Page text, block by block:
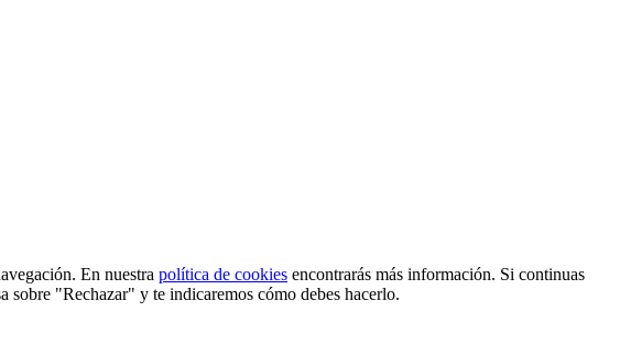
En nuestra política de cookies encontrarás más información. Si continuas
sobre "Rechazar" y te indicaremos cómo debes hacerlo.